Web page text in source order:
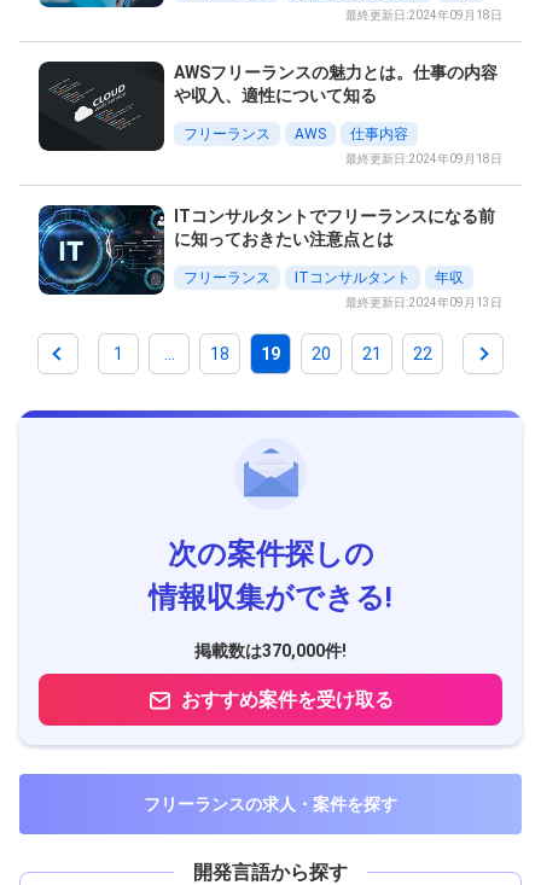
最終更新日:2024年09月18日
AWSフリーランスの魅力とは。仕事の内容
や収入、適性について知る
フリーランス AWS 仕事内容
最終更新日:2024年09月18日
ITコンサルタントでフリーランスになる前
に知っておきたい注意点とは
フリーランス ITコンサルタント 年収
最終更新日:2024年09月13日
1 18 19 20 21 22
次の案件探しの
情報収集ができる!
掲載数は370,000件!
おすすめ案件を受け取る
フリーランスの求人・案件を探す
開発言語から探す